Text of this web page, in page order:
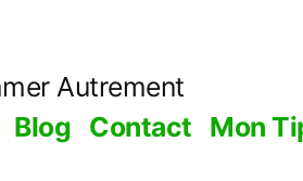
Autrement
Blog Contact Mon